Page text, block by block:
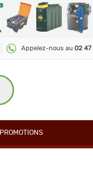
Appelez-nous au 02 47
PROMOTIONS